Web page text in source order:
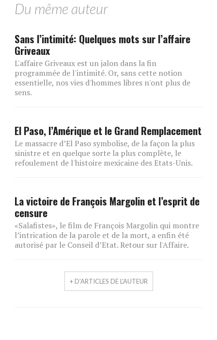
Du même auteur
Sans l’intimité: Quelques mots sur l’affaire
Griveaux
L'affaire Griveaux est un jalon dans la fin
programmée de l'intimité. Or, sans cette notion
essentielle, nos vies d'hommes libres n'ont plus de
sens.
El Paso, l’Amérique et le Grand Remplacement
Le massacre d’El Paso symbolise, de la façon la plus
sinistre et en quelque sorte la plus complète, le
refoulement de l'histoire mexicaine des Etats-Unis.
La victoire de François Margolin et l’esprit de
censure
«Salafistes», le film de François Margolin qui montre
l’intrication de la parole et de la mort, a enfin été
autorisé par le Conseil d’Etat. Retour sur l'Affaire.
+ D'ARTICLES DE L'AUTEUR